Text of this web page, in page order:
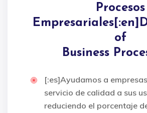
Procesos
of
Business
[:es]Ayudamos a
servicio de calidad a sus
reduciendo el porcentaje